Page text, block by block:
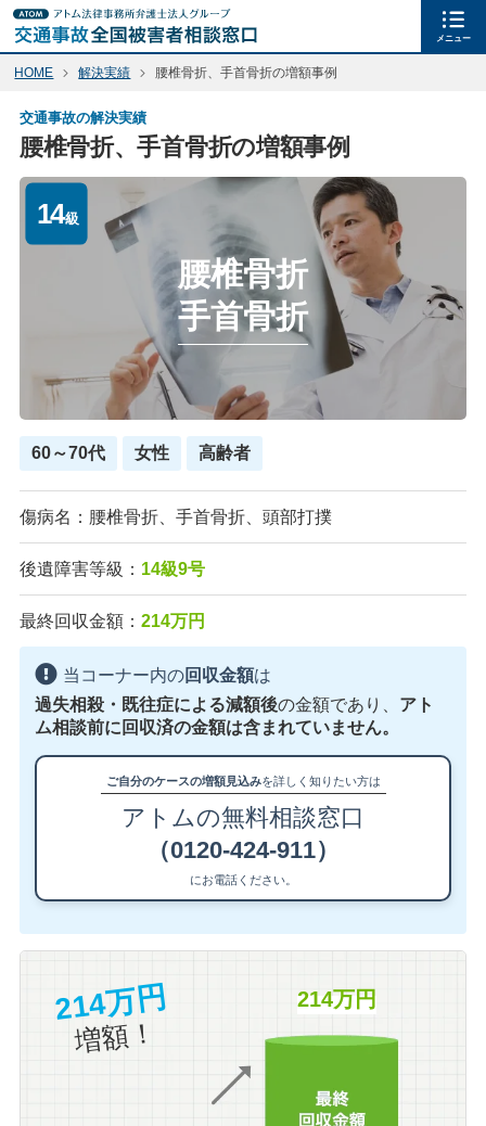
メニュー
HOME 解決実績 腰椎骨折、手首骨折の増額事例
交通事故の解決実績
腰椎骨折、手首骨折の増額事例
14級
腰椎骨折
手首骨折
60～70代 女性 高齢者
傷病名：腰椎骨折、手首骨折、頭部打撲
後遺障害等級： 14級9号
最終回収金額： 214万円
当コーナー内の回収金額は
過失相殺・既往症による減額後の金額であり、 アト
ム相談前に回収済の金額は含まれていません。
ご自分のケースの増額見込みを詳しく知りたい方は
アトムの無料相談窓口
（0120-424-911）
にお電話ください。
214万円
増額！
214万円